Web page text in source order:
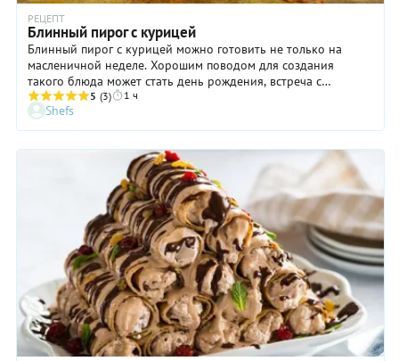
РЕЦЕПТ
Блинный пирог с курицей
Блинный пирог с курицей можно готовить не только на
масленичной неделе. Хорошим поводом для создания
такого блюда может стать день рождения, встреча с
хорошими друзьями или просто воскресный обед в кругу
семьи. Главное — чтобы для приготовления нашлось время и
настроение! Ничего особенно сложного в этом рецепте нет,
а результат производит неизгладимое впечатление. Кстати,
творожный сыр в начинке вы можете заменить сливочным,
тогда вкус блинного пирога с курицей станет еще более
нежным. Попробуйте!
5 (3) 1 ч
Shefs